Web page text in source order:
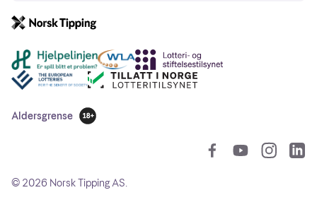
Andre lenker
Aldersgrense
18 år
© 2026 Norsk Tipping AS.